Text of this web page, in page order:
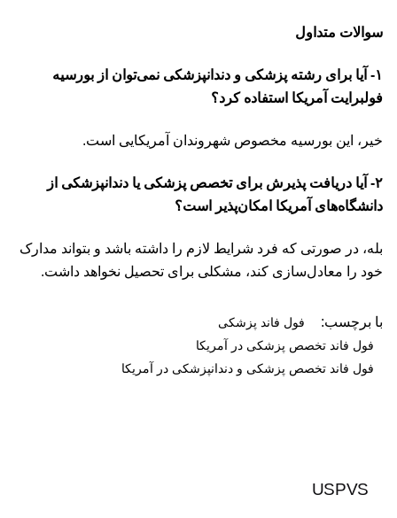
سوالات متداول
۱- آیا برای رشته پزشکی و دندانپزشکی نمی‌توان از بورسیه
فولبرایت آمریکا استفاده کرد؟
خیر، این بورسیه مخصوص شهروندان آمریکایی است.
۲- آیا دریافت پذیرش برای تخصص پزشکی یا دندانپزشکی از
دانشگاه‌های آمریکا امکان‌پذیر است؟
بله، در صورتی که فرد شرایط لازم را داشته باشد و بتواند مدارک
خود را معادل‌سازی کند، مشکلی برای تحصیل نخواهد داشت.
با برچسب:
فول فاند پزشکی
فول فاند تخصص پزشکی در آمریکا
فول فاند تخصص پزشکی و دندانپزشکی در آمریکا
USPVS